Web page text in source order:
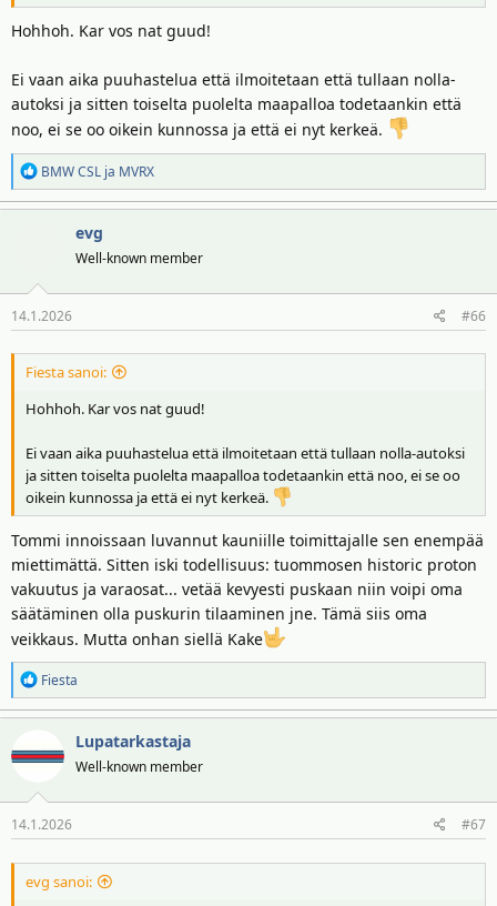
Hohhoh. Kar vos nat guud!
Ei vaan aika puuhastelua että ilmoitetaan että tullaan nolla-
autoksi ja sitten toiselta puolelta maapalloa todetaankin että
noo, ei se oo oikein kunnossa ja että ei nyt kerkeä.
R
e
a
o
t
BMW CSL ja MVRX
evg
Well-known member
14.1.2026 #66
Fiesta sanoi:
Hohhoh. Kar vos nat guud!
Ei vaan aika puuhastelua että ilmoitetaan että tullaan nolla-autoksi
ja sitten toiselta puolelta maapalloa todetaankin että noo, ei se oo
oikein kunnossa ja että ei nyt kerkeä.
Tommi innoissaan luvannut kauniille toimittajalle sen enempää
miettimättä. Sitten iski todellisuus: tuommosen historic proton
vakuutus ja varaosat... vetää kevyesti puskaan niin voipi oma
säätäminen olla puskurin tilaaminen jne. Tämä siis oma
veikkaus. Mutta onhan siellä Kake
R
e
a
t
o
t
Fiesta
Lupatarkastaja
Well-known member
14.1.2026 #67
evg sanoi: